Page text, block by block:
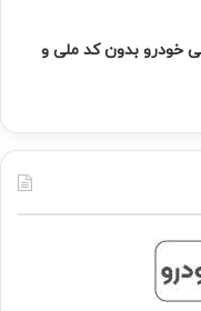
خودرو بدون کد ملی و